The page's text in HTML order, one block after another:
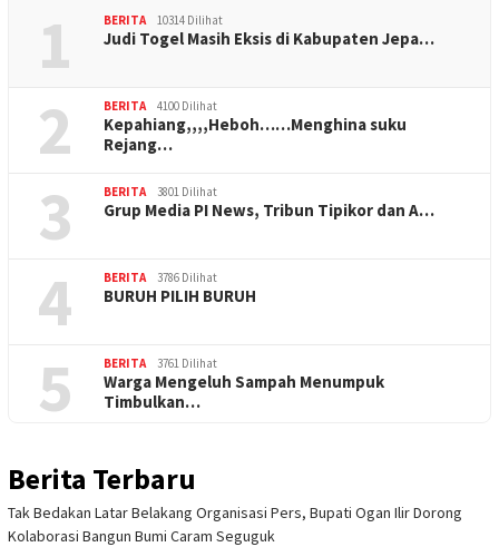
1 BERITA 10314 Dilihat
Judi Togel Masih Eksis di Kabupaten Jepa…
2 BERITA 4100 Dilihat
Kepahiang,,,,Heboh……Menghina suku
Rejang…
3 BERITA 3801 Dilihat
Grup Media PI News, Tribun Tipikor dan A…
4 BERITA 3786 Dilihat
BURUH PILIH BURUH
5 BERITA 3761 Dilihat
Warga Mengeluh Sampah Menumpuk
Timbulkan…
Berita Terbaru
Tak Bedakan Latar Belakang Organisasi Pers, Bupati Ogan Ilir Dorong
Kolaborasi Bangun Bumi Caram Seguguk